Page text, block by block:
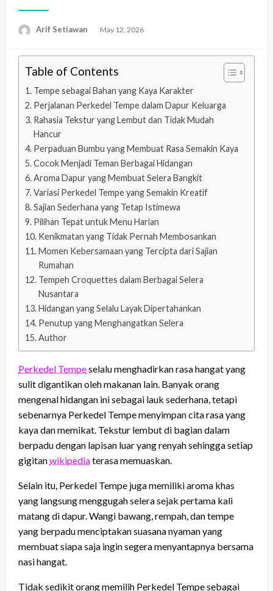
Arif Setiawan
Posted
May 12, 2026
Table of Contents
Tempe sebagai Bahan yang Kaya Karakter
Perjalanan Perkedel Tempe dalam Dapur Keluarga
Rahasia Tekstur yang Lembut dan Tidak Mudah
Hancur
Perpaduan Bumbu yang Membuat Rasa Semakin Kaya
Cocok Menjadi Teman Berbagai Hidangan
Aroma Dapur yang Membuat Selera Bangkit
Variasi Perkedel Tempe yang Semakin Kreatif
Sajian Sederhana yang Tetap Istimewa
Pilihan Tepat untuk Menu Harian
Kenikmatan yang Tidak Pernah Membosankan
Momen Kebersamaan yang Tercipta dari Sajian
Rumahan
Tempeh Croquettes dalam Berbagai Selera
Nusantara
Hidangan yang Selalu Layak Dipertahankan
Penutup yang Menghangatkan Selera
Author
Perkedel Tempeselalu menghadirkan rasa hangat yang
sulit digantikan oleh makanan lain. Banyak orang
mengenal hidangan ini sebagai lauk sederhana, tetapi
sebenarnya Perkedel Tempe menyimpan cita rasa yang
kaya dan memikat. Tekstur lembut di bagian dalam
berpadu dengan lapisan luar yang renyah sehingga setiap
gigitanwikipediaterasa memuaskan.
Selain itu, Perkedel Tempe juga memiliki aroma khas
yang langsung menggugah selera sejak pertama kali
matang di dapur. Wangi bawang, rempah, dan tempe
yang berpadu menciptakan suasana nyaman yang
membuat siapa saja ingin segera menyantapnya bersama
nasi hangat.
Tidak sedikit orang memilih Perkedel Tempe sebagai